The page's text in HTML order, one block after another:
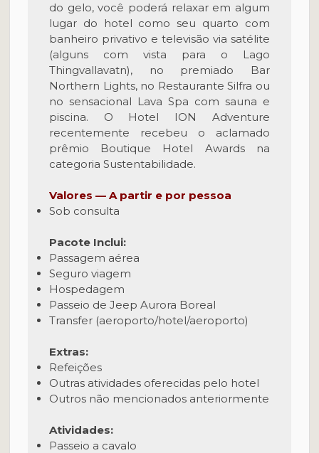
do gelo, você poderá relaxar em algum
lugar do hotel como seu quarto com
banheiro privativo e televisão via satélite
(alguns com vista para o Lago
Thingvallavatn), no premiado Bar
Northern Lights, no Restaurante Silfra ou
no sensacional Lava Spa com sauna e
piscina. O Hotel ION Adventure
recentemente recebeu o aclamado
prêmio Boutique Hotel Awards na
categoria Sustentabilidade.
Valores — A partir e por pessoa
Sob consulta
Pacote Inclui:
Passagem aérea
Seguro viagem
Hospedagem
Passeio de Jeep Aurora Boreal
Transfer (aeroporto/hotel/aeroporto)
Extras:
Refeições
Outras atividades oferecidas pelo hotel
Outros não mencionados anteriormente
Atividades:
Passeio a cavalo